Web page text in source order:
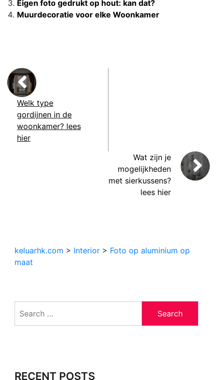
Eigen foto gedrukt op hout: kan dat?
Muurdecoratie voor elke Woonkamer
Welk type
gordijnen in de
woonkamer? lees
hier
Wat zijn je
mogelijkheden
met sierkussens?
lees hier
keluarhk.com > Interior > Foto op aluminium op
maat
for:
RECENT POSTS